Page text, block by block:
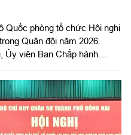
Quốc phòng tổ chức Hội nghị
Quân đội năm 2026.
viên Ban Chấp hành
Phổ biến, giáo dục pháp luật
nghị được tổ chức bằng
tuyến tại 122 điểm cầu